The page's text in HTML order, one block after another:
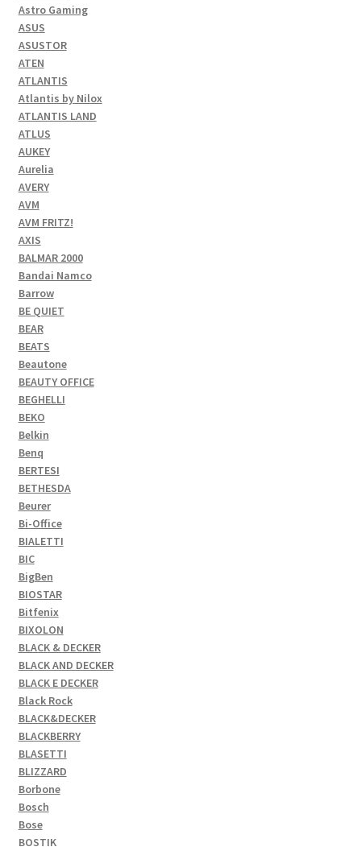
Astro Gaming
ASUS
ASUSTOR
ATEN
ATLANTIS
Atlantis by Nilox
ATLANTIS LAND
ATLUS
AUKEY
Aurelia
AVERY
AVM
AVM FRITZ!
AXIS
BALMAR 2000
Bandai Namco
Barrow
BE QUIET
BEAR
BEATS
Beautone
BEAUTY OFFICE
BEGHELLI
BEKO
Belkin
Benq
BERTESI
BETHESDA
Beurer
Bi-Office
BIALETTI
BIC
BigBen
BIOSTAR
Bitfenix
BIXOLON
BLACK & DECKER
BLACK AND DECKER
BLACK E DECKER
Black Rock
BLACK&DECKER
BLACKBERRY
BLASETTI
BLIZZARD
Borbone
Bosch
Bose
BOSTIK